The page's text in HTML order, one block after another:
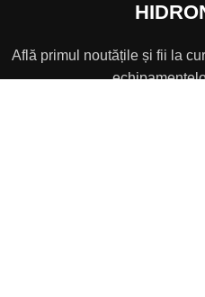
Află primul noutățile și fii la